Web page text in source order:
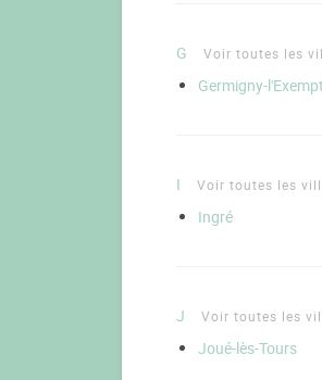
G Voir toutes les
Germigny-l'Exempt
I Voir toutes les
Ingré
J Voir toutes les
Joué-lès-Tours